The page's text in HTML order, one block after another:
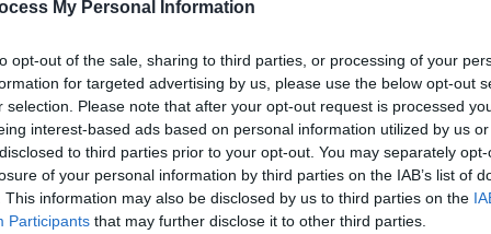
My Personal Information
opt-out of the sale, sharing to third parties, or processing of your
for targeted advertising by us, please use the below opt-out
selection. Please note that after your opt-out request is processed
interest-based ads based on personal information utilized by us
to third parties prior to your opt-out. You may separately
of your personal information by third parties on the IAB’s list of
This information may also be disclosed by us to third parties on the
Participants that may further disclose it to other third parties.
μονάδα στηνΚαλιφόρνια
πρόεδρος διατάσσει ανάπτυξη
της πολιτείας.
ισπανόφωνηκαιμεταναστευτική
παρουσία. Η τοπική αστυνομία
με δακρυγόνακαικρότου λάμψης. Στη
να μπλοκάρουν λεωφορεία μεταφοράς